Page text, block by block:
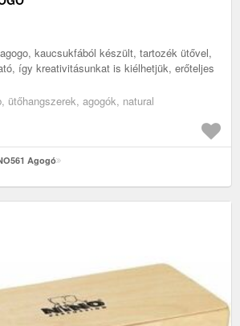
kaucsukfából készült, tartozék ütővel,
így kreativitásunkat is kiélhetjük, erőteljes
ütőhangszerek, agogók, natural
Agogó